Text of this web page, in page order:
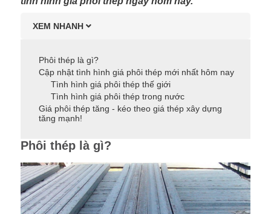
XEM NHANH
Phôi thép là gì?
Cập nhật tình hình giá phôi thép mới nhất hôm nay
Tình hình giá phôi thép thế giới
Tình hình giá phôi thép trong nước
Giá phôi thép tăng - kéo theo giá thép xây dựng
tăng mạnh!
Phôi thép là gì?